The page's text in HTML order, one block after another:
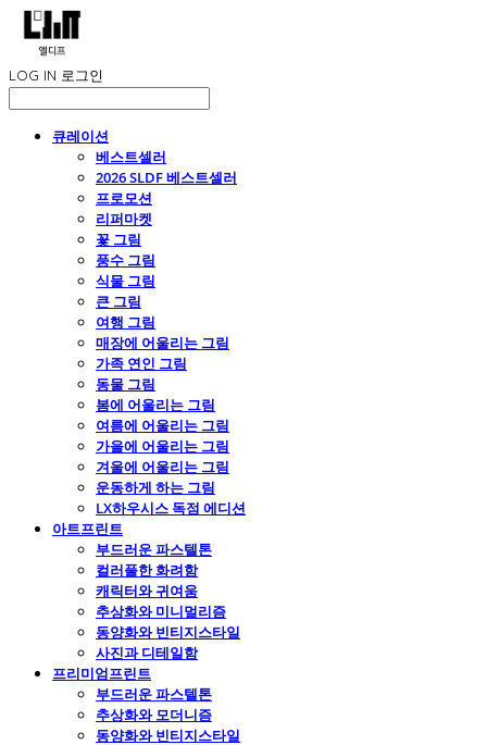
LOG IN 로그인
큐레이션
베스트셀러
2026 SLDF 베스트셀러
프로모션
리퍼마켓
꽃 그림
풍수 그림
식물 그림
큰 그림
여행 그림
매장에 어울리는 그림
가족 연인 그림
동물 그림
봄에 어울리는 그림
여름에 어울리는 그림
가을에 어울리는 그림
겨울에 어울리는 그림
운동하게 하는 그림
LX하우시스 독점 에디션
아트프린트
부드러운 파스텔톤
컬러풀한 화려함
캐릭터와 귀여움
추상화와 미니멀리즘
동양화와 빈티지스타일
사진과 디테일함
프리미엄프린트
부드러운 파스텔톤
추상화와 모더니즘
동양화와 빈티지스타일